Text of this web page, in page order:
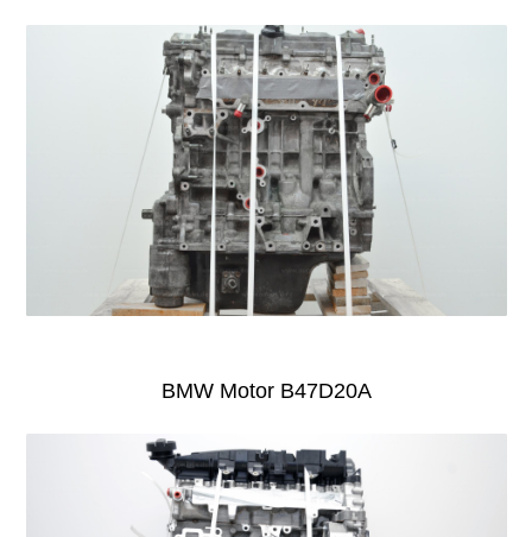
BMW Motor B47D20A